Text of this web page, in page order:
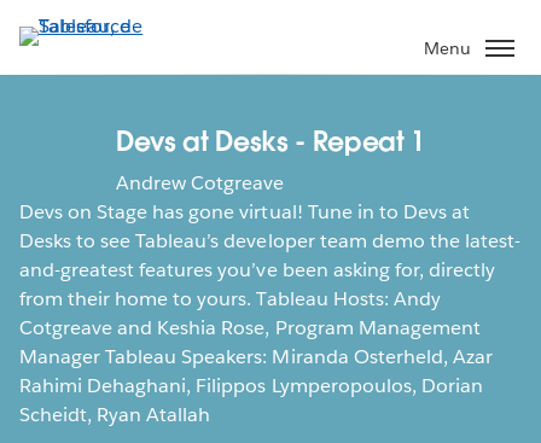
Aller
au
contenu
Menu
Devs at Desks - Repeat 1
Andrew Cotgreave
Devs on Stage has gone virtual! Tune in to Devs at
Desks to see Tableau’s developer team demo the latest-
and-greatest features you’ve been asking for, directly
from their home to yours. Tableau Hosts: Andy
Cotgreave and Keshia Rose, Program Management
Manager Tableau Speakers: Miranda Osterheld, Azar
Rahimi Dehaghani, Filippos Lymperopoulos, Dorian
Scheidt, Ryan Atallah